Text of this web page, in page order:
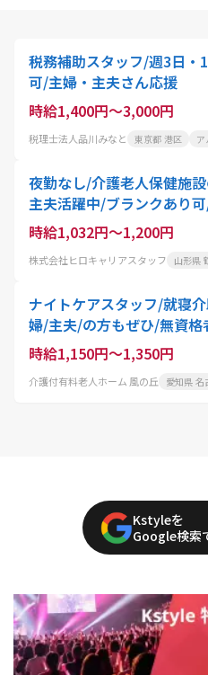
税務補助スタッフ/週3日
可/主婦・主夫さん応援
時給1,400円～3,000円
税理士法人品川みなと 東京都 港区
夜勤なし/介護老人保健施
主夫活躍中/ブランクあり
時給1,032円～1,200円
株式会社ヒロキャリアスタッフ 山形県
ナイトケアスタッフ/就寝
婦/主夫/の方もぜひ/無資格
は週3日～OK、16:00～
時給1,150円～1,350円
介護付有料老人ホーム 風の丘 愛知県 名
Kstyleを
Google検索